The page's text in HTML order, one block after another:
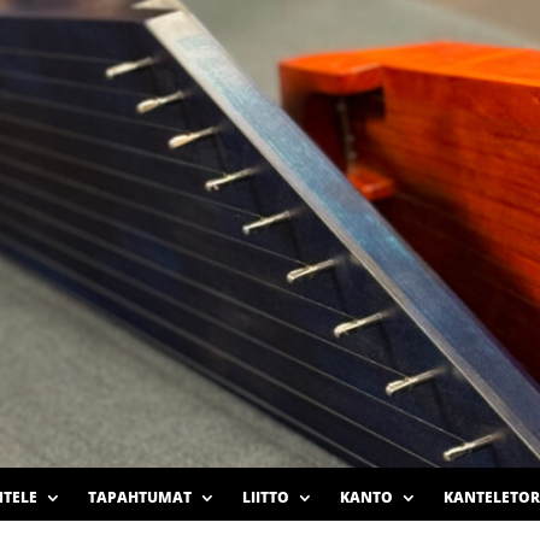
TAPAHTUMAT LIITTO KANTO